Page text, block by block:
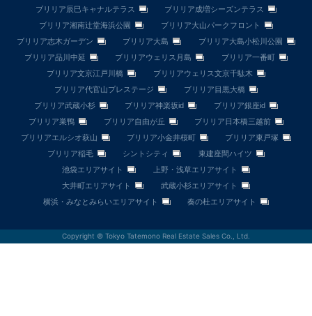
ブリリア辰巳キャナルテラス
ブリリア成増シーズンテラス
ブリリア湘南辻堂海浜公園
ブリリア大山パークフロント
ブリリア志木ガーデン
ブリリア大島
ブリリア大島小松川公園
ブリリア品川中延
ブリリアウェリス月島
ブリリア一番町
ブリリア文京江戸川橋
ブリリアウェリス文京千駄木
ブリリア代官山プレステージ
ブリリア目黒大橋
ブリリア武蔵小杉
ブリリア神楽坂id
ブリリア銀座id
ブリリア巣鴨
ブリリア自由が丘
ブリリア日本橋三越前
ブリリアエルシオ萩山
ブリリア小金井桜町
ブリリア東戸塚
ブリリア稲毛
シントシティ
東建座間ハイツ
池袋エリアサイト
上野・浅草エリアサイト
大井町エリアサイト
武蔵小杉エリアサイト
横浜・みなとみらいエリアサイト
奏の杜エリアサイト
Copyright © Tokyo Tatemono Real Estate Sales Co., Ltd.